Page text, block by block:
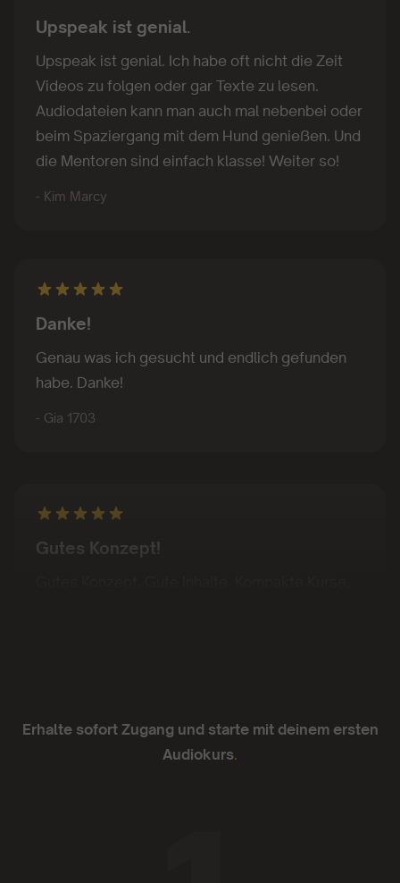
Upspeak ist genial. Ich habe oft nicht die Zeit
Videos zu folgen oder gar Texte zu lesen.
Audiodateien kann man auch mal nebenbei oder
beim Spaziergang mit dem Hund genießen. Und
die Mentoren sind einfach klasse! Weiter so!
habe. Danke!
Erhalte sofort Zugang und starte mit deinem ersten
Audiokurs.